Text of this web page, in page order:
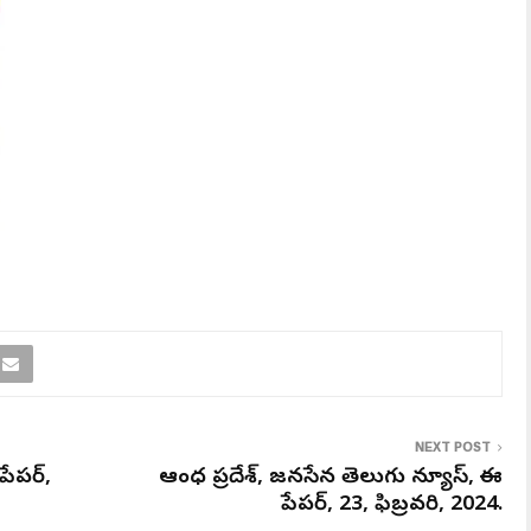
NEXT POST
ఆంధ్ర ప్రదేశ్, జనసేన తెలుగు న్యూస్, ఈ
పేపర్, 23, ఫిబ్రవరి, 2024.